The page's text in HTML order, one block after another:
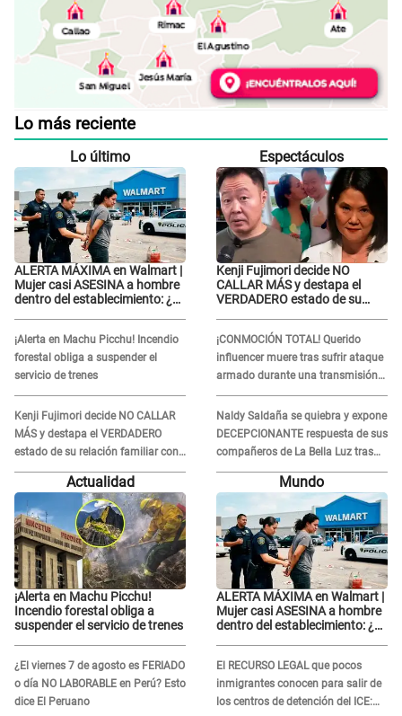
Lo más reciente
Lo último
ALERTA MÁXIMA en Walmart |
Mujer casi ASESINA a hombre
dentro del establecimiento: ¿Se
¡Alerta en Machu Picchu! Incendio
forestal obliga a suspender el
servicio de trenes
Kenji Fujimori decide NO CALLAR
MÁS y destapa el VERDADERO
estado de su relación familiar con
Keiko Fujimori: "Mi familia es Érika,
mi suegra..."
Espectáculos
Kenji Fujimori decide NO
CALLAR MÁS y destapa el
VERDADERO estado de su
Fujimori: "Mi familia es Érika,
mi suegra..."
¡CONMOCIÓN TOTAL! Querido
influencer muere tras sufrir ataque
armado durante una transmisión
en vivo
Naldy Saldaña se quiebra y expone
DECEPCIONANTE respuesta de sus
compañeros de La Bella Luz tras
sufrir agresión: "Sabían lo que
Actualidad
¡Alerta en Machu Picchu!
Incendio forestal obliga a
suspender el servicio de trenes
¿El viernes 7 de agosto es FERIADO
o día NO LABORABLE en Perú? Esto
dice El Peruano
Mundo
ALERTA MÁXIMA en Walmart |
Mujer casi ASESINA a hombre
dentro del establecimiento: ¿Se
El RECURSO LEGAL que pocos
inmigrantes conocen para salir de
los centros de detención del ICE: